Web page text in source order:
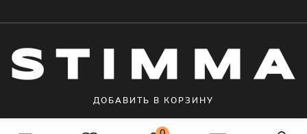
ДОБАВИТЬ В КОРЗИНУ
© 2021 STIMMA - Интернет магазин женской одежды от производителя